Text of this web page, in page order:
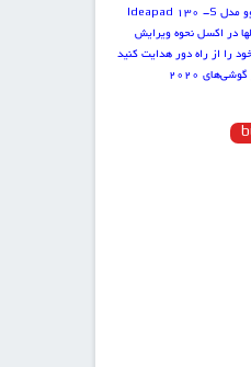
لپ تاپ 15اینچی لنوو مدل Ideapad 130 -S
در اکسل نحوه ویرایش
را از راه دور هدایت کنید